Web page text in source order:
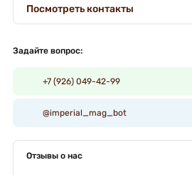
Посмотреть контакты
Задайте вопрос:
+7 (926) 049-42-99
@imperial_mag_bot
Отзывы о нас